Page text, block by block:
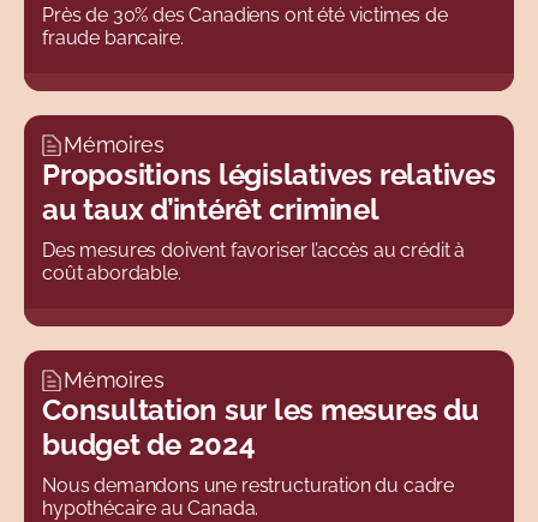
Près de 30% des Canadiens ont été victimes de
fraude bancaire.
Mémoires
Propositions législatives relatives
au taux d’intérêt criminel
Des mesures doivent favoriser l’accès au crédit à
coût abordable.
Mémoires
Consultation sur les mesures du
budget de 2024
Nous demandons une restructuration du cadre
hypothécaire au Canada.